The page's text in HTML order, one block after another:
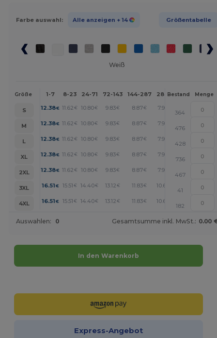
Farbe auswahl: Alle anzeigen + 14 Größentabelle
Weiß
Größe 1-7 8-23 24-71 72-143 144-287 288 + Mehr
Bestand Menge
S 12.38€ 11.62€ 10.80€ 9.83€ 8.87€ 7.98 +
364
M
12.38€ 11.62€ 10.80€ 9.83€ 8.87€ 7.98 +
476
L
12.38€ 11.62€ 10.80€ 9.83€ 8.87€ 7.98 +
428
XL
12.38€ 11.62€ 10.80€ 9.83€ 8.87€ 7.98 +
736
2XL
12.38€ 11.62€ 10.80€ 9.83€ 8.87€ 7.98 +
467
3XL
16.51€ 15.51€ 14.40€ 13.12€ 11.83€ 10.65
41
4XL
16.51€ 15.51€ 14.40€ 13.12€ 11.83€ 10.65 +
182
Auswahlen: 0 Gesamtsumme inkl. MwSt.: 0.00
In den Warenkorb
Express-Angebot